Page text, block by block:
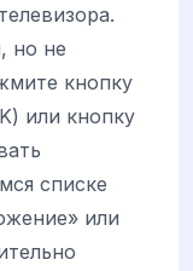
но не
кнопку
или кнопку
списке
или